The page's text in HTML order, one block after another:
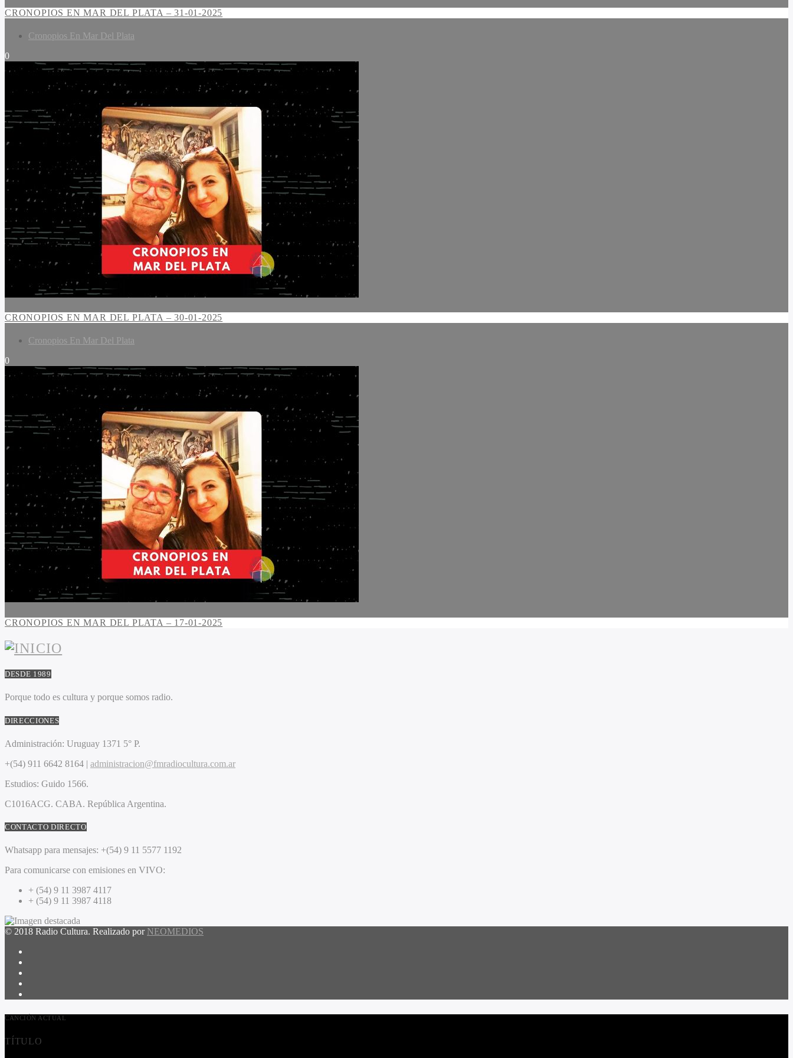
CRONOPIOS EN MAR DEL PLATA – 31-01-2025
Cronopios En Mar Del Plata
0
CRONOPIOS EN MAR DEL PLATA – 30-01-2025
Cronopios En Mar Del Plata
0
CRONOPIOS EN MAR DEL PLATA – 17-01-2025
DESDE 1989
Porque todo es cultura y porque somos radio.
DIRECCIONES
Administración: Uruguay 1371 5° P.
+(54) 911 6642 8164 | administracion@fmradiocultura.com.ar
Estudios: Guido 1566.
C1016ACG. CABA. República Argentina.
CONTACTO DIRECTO
Whatsapp para mensajes: +(54) 9 11 5577 1192
Para comunicarse con emisiones en VIVO:
+ (54) 9 11 3987 4117
+ (54) 9 11 3987 4118
© 2018 Radio Cultura. Realizado por NEOMEDIOS
CANCIÓN ACTUAL
TÍTULO